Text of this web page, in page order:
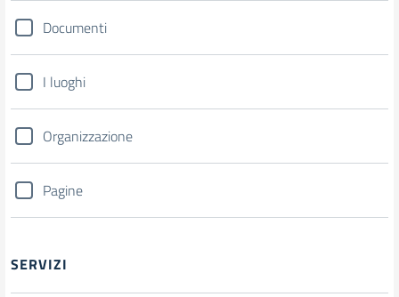
Documenti
I luoghi
Organizzazione
Pagine
SERVIZI